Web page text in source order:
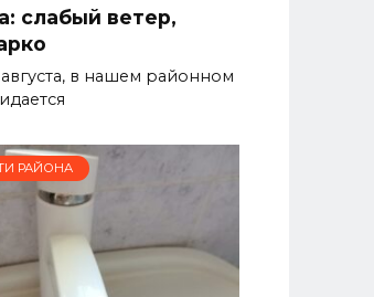
слабый ветер,
в нашем районном
РАЙОНА